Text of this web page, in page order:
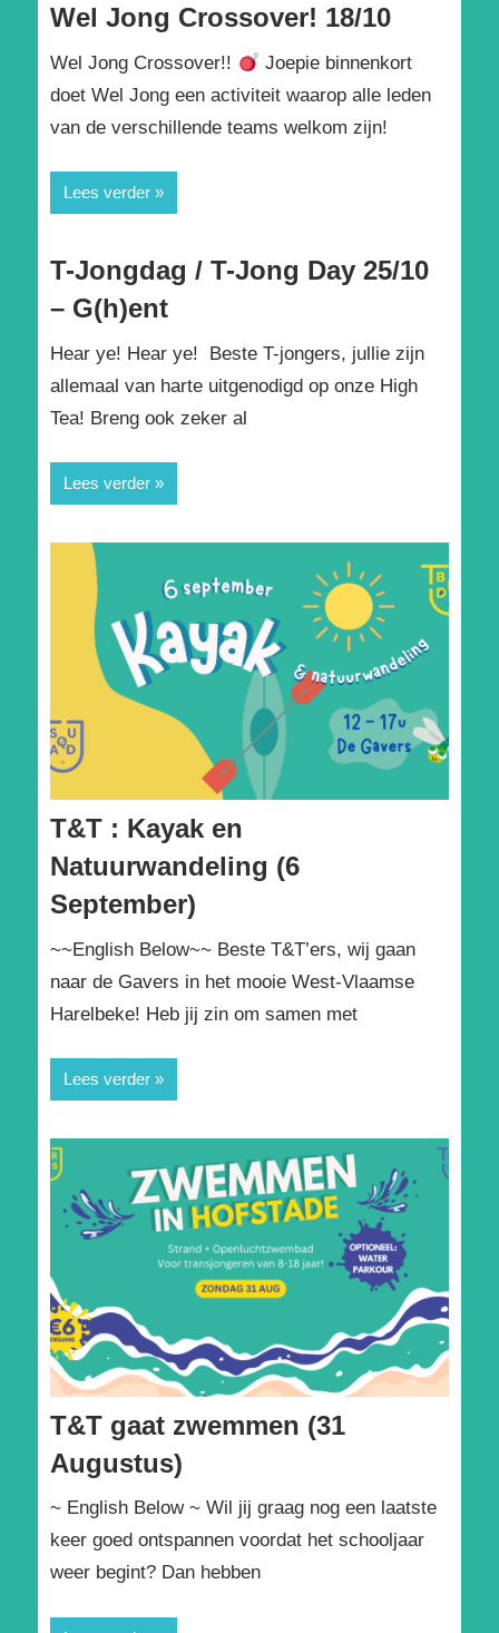
Wel Jong Crossover! 18/10
Wel Jong Crossover!!
Joepie binnenkort
doet Wel Jong een activiteit waarop alle leden
van de verschillende teams welkom zijn!
Lees verder
T-Jongdag / T-Jong Day 25/10
– G(h)ent
Hear ye! Hear ye! Beste T-jongers, jullie zijn
allemaal van harte uitgenodigd op onze High
Tea! Breng ook zeker al
Lees verder
T&T : Kayak en
Natuurwandeling (6
September)
~~English Below~~ Beste T&T’ers, wij gaan
naar de Gavers in het mooie West-Vlaamse
Harelbeke! Heb jij zin om samen met
Lees verder
T&T gaat zwemmen (31
Augustus)
~ English Below ~ Wil jij graag nog een laatste
keer goed ontspannen voordat het schooljaar
weer begint? Dan hebben